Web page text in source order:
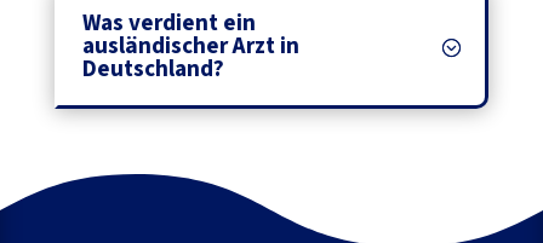
Was verdient ein
ausländischer Arzt in
Deutschland?‎ ‎ ‎ ‎ ‎ ‎ ‎ ‎ ‎ ‎ ‎ ‎